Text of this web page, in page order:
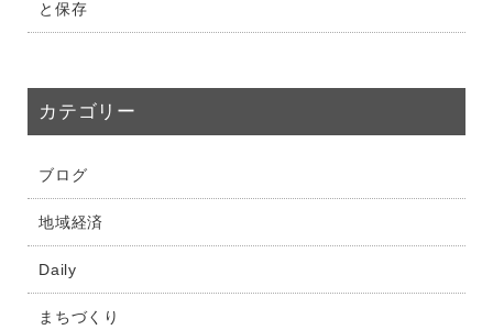
と保存
カテゴリー
ブログ
地域経済
Daily
まちづくり